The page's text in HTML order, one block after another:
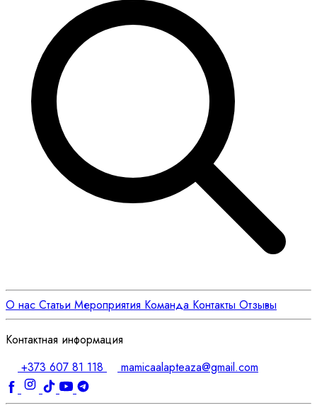
О нас Статьи Мероприятия Команда Контакты Отзывы
Контактная информация
+373 607 81 118
mamicaalapteaza@gmail.com